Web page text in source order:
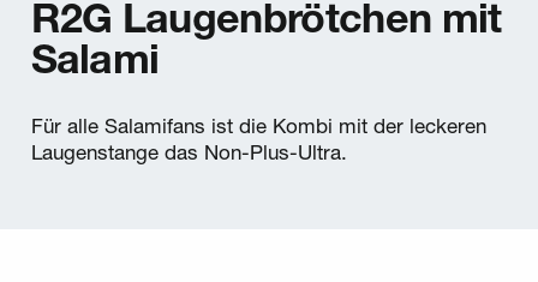
R2G Laugenbrötchen mit
Salami
Für alle Salamifans ist die Kombi mit der leckeren
Laugenstange das Non-Plus-Ultra.